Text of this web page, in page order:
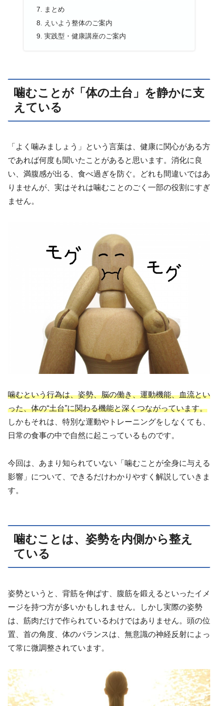
まとめ
えいよう整体のご案内
実践型・健康講座のご案内
噛むことが「体の土台」を静かに支
えている
「よく噛みましょう」という言葉は、健康に関心がある方
であれば何度も聞いたことがあると思います。消化に良
い、満腹感が出る、食べ過ぎを防ぐ。どれも間違いではあ
りませんが、実はそれは噛むことのごく一部の役割にすぎ
ません。
噛むという行為は、姿勢、脳の働き、運動機能、血流とい
った、体の“土台”に関わる機能と深くつながっています。
しかもそれは、特別な運動やトレーニングをしなくても、
日常の食事の中で自然に起こっているものです。
今回は、あまり知られていない「噛むことが全身に与える
影響」について、できるだけわかりやすく解説していきま
す。
噛むことは、姿勢を内側から整え
ている
姿勢というと、背筋を伸ばす、腹筋を鍛えるといったイメ
ージを持つ方が多いかもしれません。しかし実際の姿勢
は、筋肉だけで作られているわけではありません。頭の位
置、首の角度、体のバランスは、無意識の神経反射によっ
て常に微調整されています。